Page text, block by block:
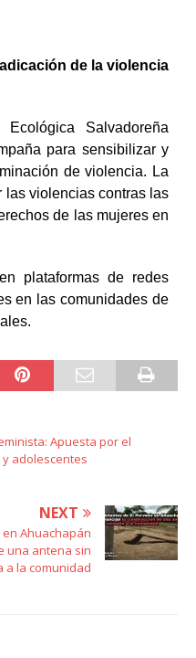
de la violencia
Salvadoreña
para sensibilizar y
de violencia. La
las violencias contras las
de las mujeres en
plataformas de redes
en las comunidades de
Apuesta por el
adolescentes
NEXT
Ahuachapán
una antena sin
a la comunidad